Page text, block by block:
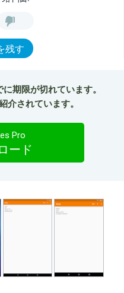
残す
期限が切れています。
されています。
Pro
ード